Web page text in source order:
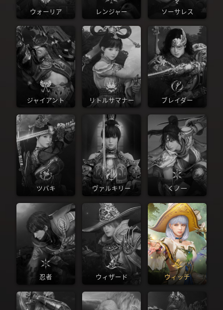
ウォーリア レンジャー ソーサレス
ジャイアント リトルサマナー ブレイダー
ツバキ ヴァルキリー くノ一
忍者 ウィザード ウィッチ